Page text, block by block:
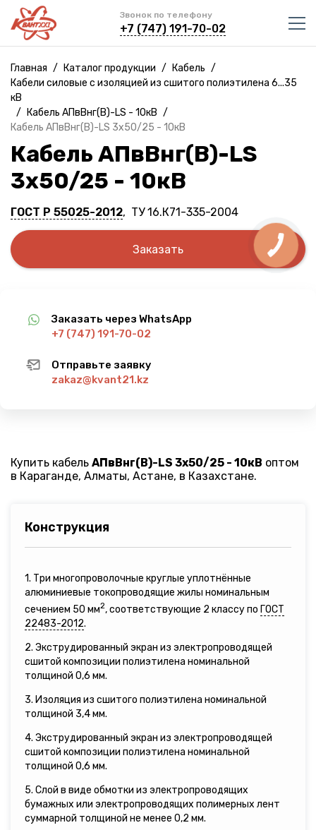
Звонок по телефону
+7 (747) 191-70-02
Главная / Каталог продукции / Кабель /
Кабели силовые с изоляцией из сшитого полиэтилена 6...35
кВ
/
Кабель АПвВнг(B)-LS - 10кВ /
Кабель АПвВнг(B)-LS 3х50/25 - 10кВ
Кабель АПвВнг(B)-LS
3х50/25 - 10кВ
ГОСТ Р 55025-2012, ТУ 16.К71-335-2004
Заказать
Заказать через WhatsApp
+7 (747) 191-70-02
Отправьте заявку
zakaz@kvant21.kz
Купить кабель АПвВнг(B)-LS 3х50/25 - 10кВ оптом
в Караганде, Алматы, Астане, в Казахстане.
Конструкция
1. Три многопроволочные круглые уплотнённые
алюминиевые токопроводящие жилы номинальным
сечением 50 мм2, соответствующие 2 классу по ГОСТ
22483-2012.
2. Экструдированный экран из электропроводящей
сшитой композиции полиэтилена номинальной
толщиной 0,6 мм.
3. Изоляция из сшитого полиэтилена номинальной
толщиной 3,4 мм.
4. Экструдированный экран из электропроводящей
сшитой композиции полиэтилена номинальной
толщиной 0,6 мм.
5. Слой в виде обмотки из электропроводящих
бумажных или электропроводящих полимерных лент
суммарной толщиной не менее 0,2 мм.